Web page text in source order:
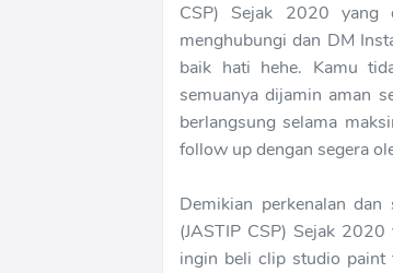
CSP) Sejak 2020 yang
menghubungi dan DM
baik hati hehe. Kamu
semuanya dijamin aman
berlangsung selama
follow up dengan segera
Demikian perkenalan
(JASTIP CSP) Sejak
ingin beli clip studio paint